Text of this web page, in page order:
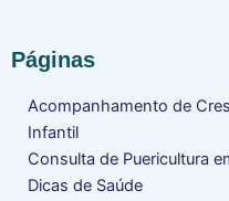
Páginas
Acompanhamento de
Infantil
Consulta de Puericultura
Dicas de Saúde